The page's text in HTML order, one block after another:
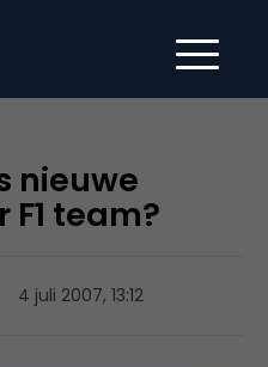
nieuwe
team?
4 juli 2007, 13:12